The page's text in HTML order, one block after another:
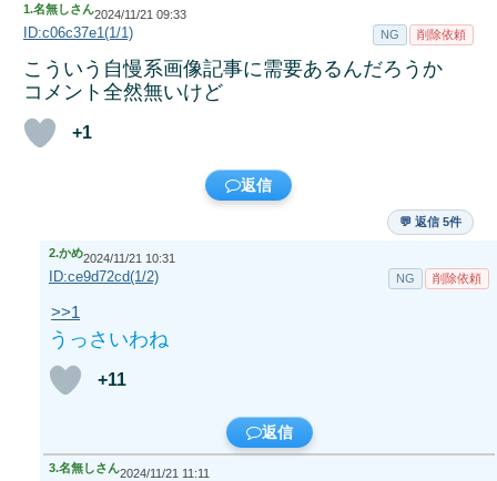
1.名無しさん2024/11/21 09:33
ID:c06c37e1(1/1) NG 削除依頼
こういう自慢系画像記事に需要あるんだろうか
コメント全然無いけど
+1
返信
💬 返信 5件
2.かめ2024/11/21 10:31
ID:ce9d72cd(1/2) NG 削除依頼
>>1
うっさいわね
+11
返信
3.名無しさん2024/11/21 11:11